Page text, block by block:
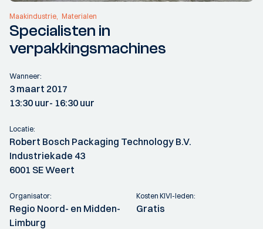
Maakindustrie Materialen
Specialisten in
verpakkingsmachines
Wanneer:
3 maart 2017
13:30 uur- 16:30 uur
Locatie:
Robert Bosch Packaging Technology B.V.
Industriekade 43
6001 SE Weert
Organisator:
Regio Noord- en Midden-
Limburg
Kosten KIVI-leden:
Gratis